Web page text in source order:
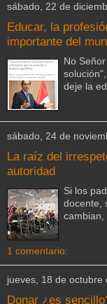
sábado, 22 de
Educar, la
importante del
No
deje la
sábado, 24 de
La raíz del
autoridad
Si los
docente,
cambian,
1 comentario:
jueves, 18 de octubre
Donar ¿es